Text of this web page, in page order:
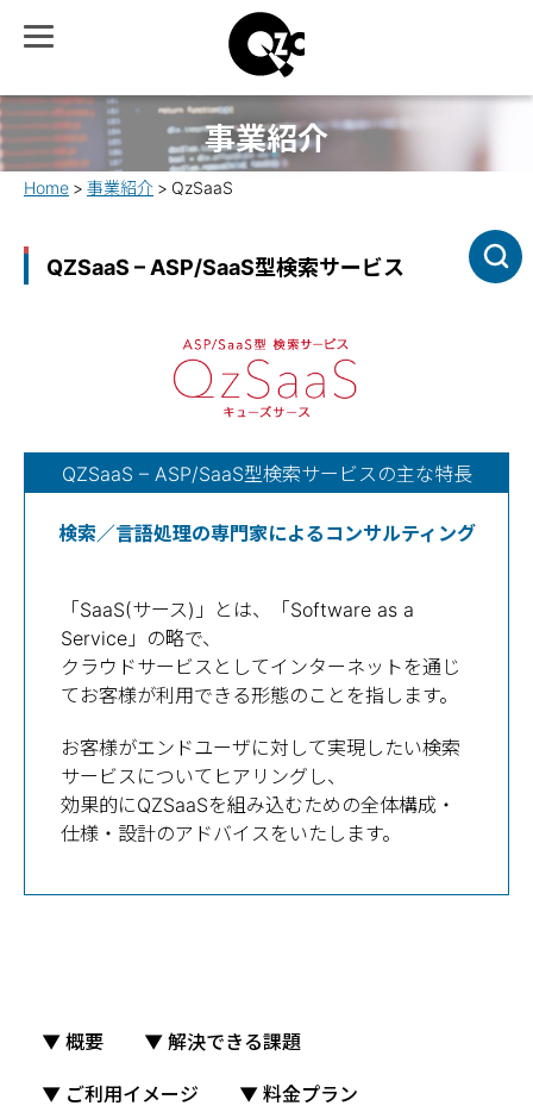
事業紹介
Home 事業紹介 QzSaaS
QZSaaS – ASP/SaaS型検索サービス
QZSaaS – ASP/SaaS型検索サービスの主な特長
検索／言語処理の専門家によるコンサルティング
「SaaS(サース)」とは、「Software as a
Service」の略で、
クラウドサービスとしてインターネットを通じ
てお客様が利用できる形態のことを指します。
お客様がエンドユーザに対して実現したい検索
サービスについてヒアリングし、
効果的にQZSaaSを組み込むための全体構成・
仕様・設計のアドバイスをいたします。
▼ 概要 ▼ 解決できる課題
▼ ご利用イメージ ▼ 料金プラン